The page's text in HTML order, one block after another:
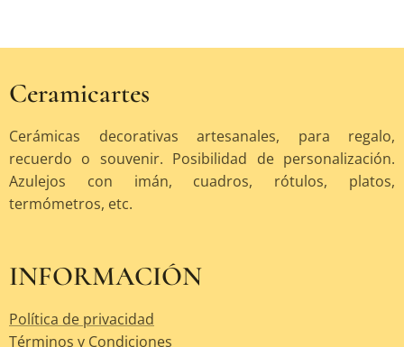
Ceramicartes
Cerámicas decorativas artesanales, para regalo,
recuerdo o souvenir. Posibilidad de personalización.
Azulejos con imán, cuadros, rótulos, platos,
termómetros, etc.
INFORMACIÓN
Política de privacidad
Términos y Condiciones